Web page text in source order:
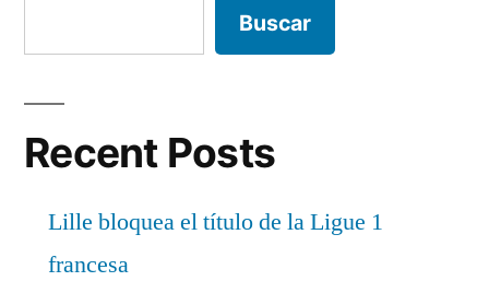
Buscar
Recent Posts
Lille bloquea el título de la Ligue 1
francesa